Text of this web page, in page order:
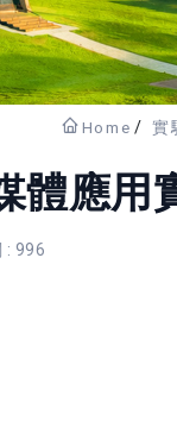
Home 實
應用
: 996